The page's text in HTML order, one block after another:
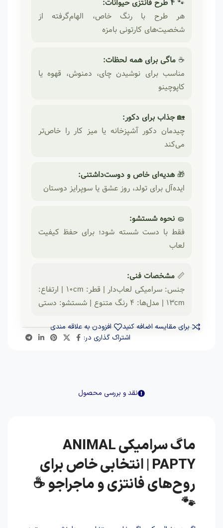
🐾 ۴ طرح فانتزی حیوانات:
هر طرح با رنگ خاص، الهام‌گرفته از
شخصیت‌های کارتونی بامزه
☕ ماگی برای همه لحظات:
مناسب برای نوشیدن چای، دمنوش، قهوه یا
کاپوچینو
🏡جذاب برای دکور:
چیدمان دکور آشپزخانه یا میز کار را خاص‌تر
می‌کند
🎁هدیه‌ای خاص و دوست‌داشتنی:
ایده‌آل برای تولد، روز عشق یا سوپرایز دوستان
🧽 نحوه شستشو:
فقط با دست شسته شود؛ برای حفظ کیفیت
لعاب
📏 مشخصات فنی:
جنس: سرامیکی لعاب‌دار | قطر: ۱۰cm | ارتفاع:
۱۳cm | مدل‌ها: ۴ رنگ متنوع | شستشو: دستی
برای مقایسه اضافه کنید
افزودن به علاقه مندی
اشتراک گذاری در:
نقد و بررسی محصول
ماگ سرامیکی ANIMAL
PAPTY | انتخابی خاص برای
روح‌های فانتزی و ماجراجو ☕
🐾